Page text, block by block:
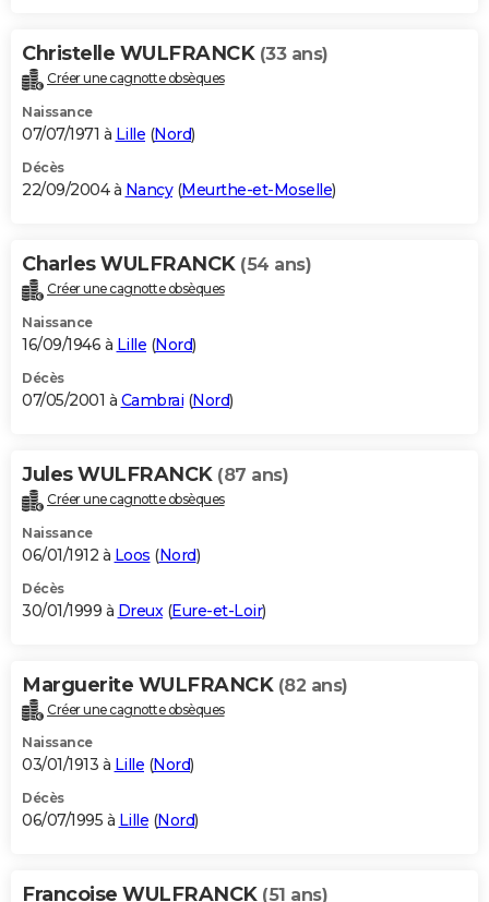
Christelle WULFRANCK (33 ans)
Créer une cagnotte obsèques
Naissance
07/07/1971 à Lille (Nord)
Décès
22/09/2004 à Nancy(Meurthe-et-Moselle)
Charles WULFRANCK (54 ans)
Créer une cagnotte obsèques
Naissance
16/09/1946 à Lille (Nord)
Décès
07/05/2001 à Cambrai (Nord)
Jules WULFRANCK (87 ans)
Créer une cagnotte obsèques
Naissance
06/01/1912 à Loos (Nord)
Décès
30/01/1999 à Dreux (Eure-et-Loir)
Marguerite WULFRANCK (82 ans)
Créer une cagnotte obsèques
Naissance
03/01/1913 à Lille (Nord)
Décès
06/07/1995 à Lille (Nord)
Francoise WULFRANCK (51 ans)